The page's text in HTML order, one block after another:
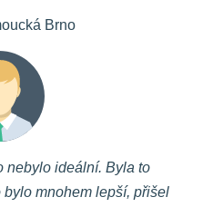
Brno
nebylo ideální. Byla to
mnohem lepší, přišel